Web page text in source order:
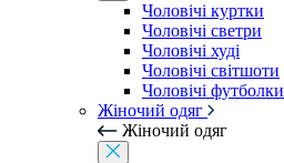
Чоловічі куртки
Чоловічі светри
Чоловічі худі
Чоловічі світшоти
Чоловічі футболки
Жіночий одяг
Жіночий одяг